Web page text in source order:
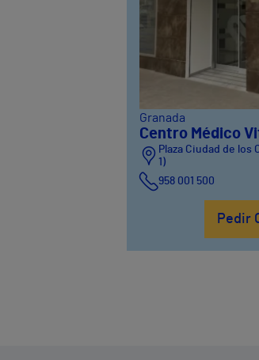
Granada
Centro Médico
Plaza Ciudad de los
1)
958 001 500
Pedir